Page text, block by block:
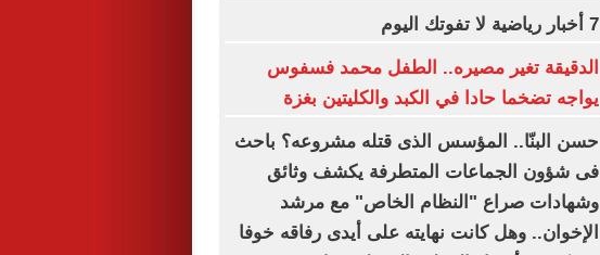
7 أخبار رياضية لا تفوتك اليوم
الدقيقة تغير مصيره.. الطفل محمد فسفوس
يواجه تضخما حادا في الكبد والكليتين بغزة
حسن البنّا.. المؤسس الذى قتله مشروعه؟ باحث
فى شؤون الجماعات المتطرفة يكشف وثائق
وشهادات صراع "النظام الخاص" مع مرشد
الإخوان.. وهل كانت نهايته على أيدى رفاقه خوفا